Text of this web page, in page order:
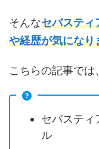
そんなセバスティ
や経歴が気になり
こちらの記事では、
セバスティ
ル